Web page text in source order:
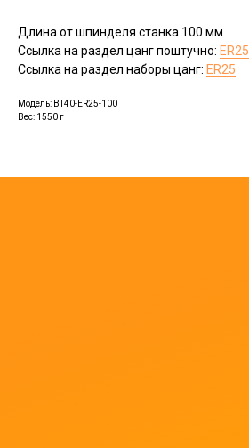
Длина от шпинделя станка 100 мм
Ссылка на раздел цанг поштучно: ER25
Ссылка на раздел наборы цанг: ER25
Модель: BT40-ER25-100
Вес: 1550 г